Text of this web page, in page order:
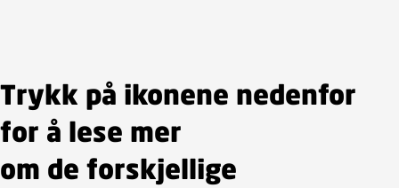
Trykk på ikonene nedenfor
for å lese mer
om de forskjellige